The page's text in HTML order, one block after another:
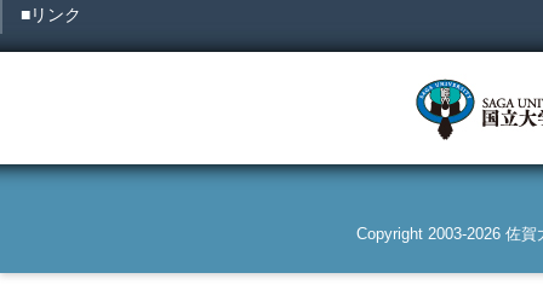
■リンク
Copyright 2003-2026 佐